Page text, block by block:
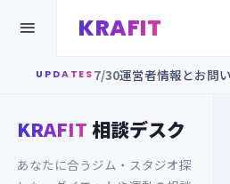
KRAFIT

UPDATES 7/30運営者情報とお問
KRAFIT 相談デスク
あなたに合うジム・スタジオ探